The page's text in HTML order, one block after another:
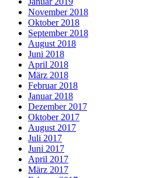
November 2018
Oktober 2018
September 2018
August 2018
Juni 2018
April 2018
März 2018
Februar 2018
Januar 2018
Dezember 2017
Oktober 2017
August 2017
Juli 2017
Juni 2017
April 2017
März 2017